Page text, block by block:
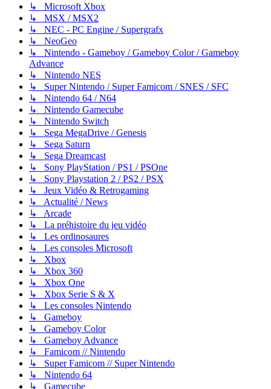
↳ Microsoft Xbox
↳ MSX / MSX2
↳ NEC - PC Engine / Supergrafx
↳ NeoGeo
↳ Nintendo - Gameboy / Gameboy Color / Gameboy
Advance
↳ Nintendo NES
↳ Super Nintendo / Super Famicom / SNES / SFC
↳ Nintendo 64 / N64
↳ Nintendo Gamecube
↳ Nintendo Switch
↳ Sega MegaDrive / Genesis
↳ Sega Saturn
↳ Sega Dreamcast
↳ Sony PlayStation / PS1 / PSOne
↳ Sony Playstation 2 / PS2 / PSX
↳ Jeux Vidéo & Retrogaming
↳ Actualité / News
↳ Arcade
↳ La préhistoire du jeu vidéo
↳ Les ordinosaures
↳ Les consoles Microsoft
↳ Xbox
↳ Xbox 360
↳ Xbox One
↳ Xbox Serie S & X
↳ Les consoles Nintendo
↳ Gameboy
↳ Gameboy Color
↳ Gameboy Advance
↳ Famicom // Nintendo
↳ Super Famicom // Super Nintendo
↳ Nintendo 64
↳ Gamecube